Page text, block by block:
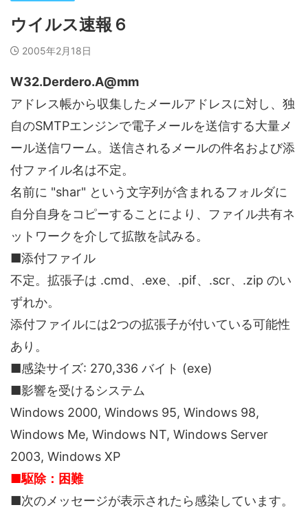
ウイルス速報６
2005年2月18日
W32.Derdero.A@mm
アドレス帳から収集したメールアドレスに対し、独
自のSMTPエンジンで電子メールを送信する大量メ
ール送信ワーム。送信されるメールの件名および添
付ファイル名は不定。
名前に "shar" という文字列が含まれるフォルダに
自分自身をコピーすることにより、ファイル共有ネ
ットワークを介して拡散を試みる。
■添付ファイル
不定。拡張子は .cmd、.exe、.pif、.scr、.zip のい
ずれか。
添付ファイルには2つの拡張子が付いている可能性
あり。
■感染サイズ: 270,336 バイト (exe)
■影響を受けるシステム
Windows 2000, Windows 95, Windows 98,
Windows Me, Windows NT, Windows Server
2003, Windows XP
■駆除：困難
■次のメッセージが表示されたら感染しています。